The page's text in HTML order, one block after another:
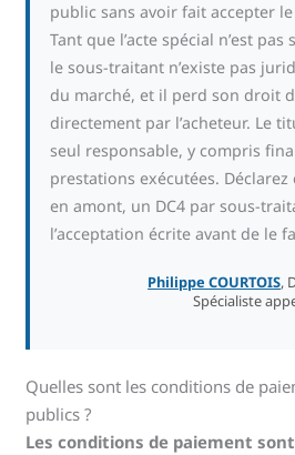
public sans avoir fait accepter
Tant que l’acte spécial n’est pas
le sous-traitant n’existe pas
du marché, et il perd son droit
directement par l’acheteur. Le
seul responsable, y compris
prestations exécutées.
en amont, un DC4 par sous-
l’acceptation écrite avant de le
Philippe COURTOIS,
Spécialiste
Quelles sont les conditions de
publics ?
Les conditions de paiement